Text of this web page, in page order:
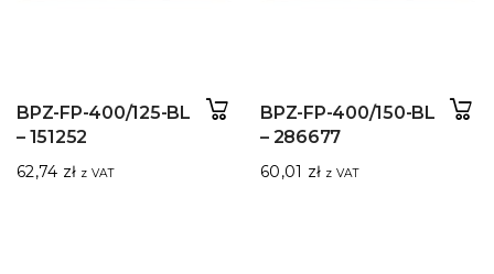
BPZ-FP-400/125-BL
– 151252
62,74 zł z VAT
BPZ-FP-400/150-BL
– 286677
60,01 zł z VAT